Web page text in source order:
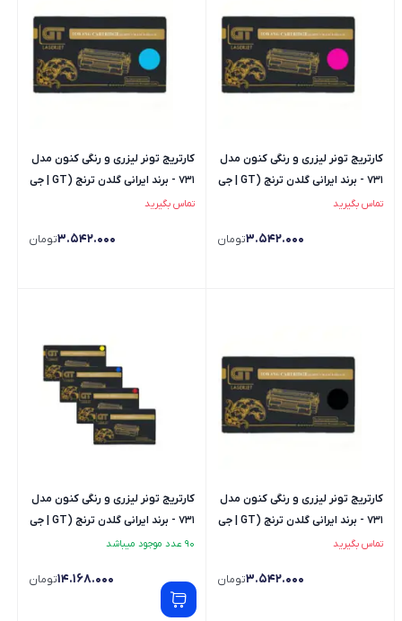
کارتریج تونر لیزری و رنگی کنون مدل
731 - برند ایرانی گلدن ترنج (GT | جی
تی) - رنگ قرمز
تماس بگیرید
3.542.000تومان
کارتریج تونر لیزری و رنگی کنون مدل
731 - برند ایرانی گلدن ترنج (GT | جی
تی) - رنگ آبی
تماس بگیرید
3.542.000تومان
کارتریج تونر لیزری و رنگی کنون مدل
731 - برند ایرانی گلدن ترنج (GT | جی
تی) - رنگ مشکی
تماس بگیرید
3.542.000تومان
کارتریج تونر لیزری و رنگی کنون مدل
731 - برند ایرانی گلدن ترنج (GT | جی
تی) - ست کامل
90 عدد موجود میباشد
14.168.000تومان